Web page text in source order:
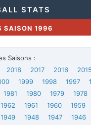
STATS
SAISON 1996
Saisons :
2018 2017 2016 2015
1999 1998 1997
1981 1980 1979 1978
1962 1961 1960 1959
1949 1948 1947 1946